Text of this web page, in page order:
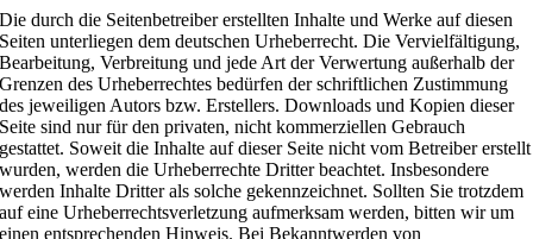
Die durch die Seitenbetreiber erstellten Inhalte und Werke auf diesen
Seiten unterliegen dem deutschen Urheberrecht. Die Vervielfältigung,
Bearbeitung, Verbreitung und jede Art der Verwertung außerhalb der
Grenzen des Urheberrechtes bedürfen der schriftlichen Zustimmung
des jeweiligen Autors bzw. Erstellers. Downloads und Kopien dieser
Seite sind nur für den privaten, nicht kommerziellen Gebrauch
gestattet. Soweit die Inhalte auf dieser Seite nicht vom Betreiber erstellt
wurden, werden die Urheberrechte Dritter beachtet. Insbesondere
werden Inhalte Dritter als solche gekennzeichnet. Sollten Sie trotzdem
auf eine Urheberrechtsverletzung aufmerksam werden, bitten wir um
einen entsprechenden Hinweis. Bei Bekanntwerden von